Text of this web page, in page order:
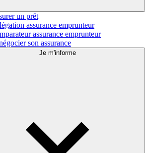
un prêt
assurance emprunteur
assurance emprunteur
son assurance
Je m'informe